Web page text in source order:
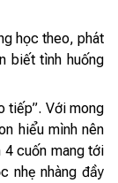
học theo, phát
biết tình huống
tiếp”. Với mong
hiểu mình nên
cuốn mang tới
nhẹ nhàng đầy